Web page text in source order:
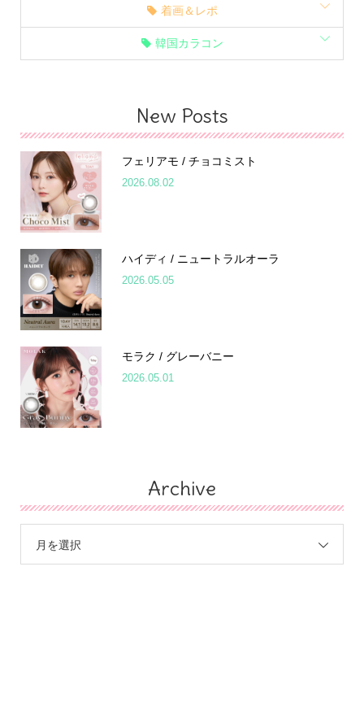
着画＆レポ
韓国カラコン
New Posts
フェリアモ / チョコミスト
2026.08.02
ハイディ / ニュートラルオーラ
2026.05.05
モラク / グレーバニー
2026.05.01
Archive
月を選択